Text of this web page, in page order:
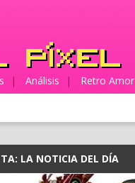
| Análisis | Retro Amor
LA NOTICIA DEL DÍA